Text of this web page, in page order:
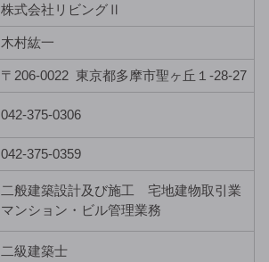
株式会社リビングⅡ
木村紘一
〒206-0022 東京都多摩市聖ヶ丘１-28-27
042-375-0306
042-375-0359
二般建築設計及び施工 宅地建物取引業
マンション・ビル管理業務
二級建築士